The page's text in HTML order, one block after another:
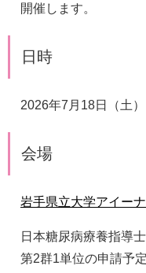
開催します。
日時
2026年7月18日（土
会場
岩手県立大学アイー
日本糖尿病療養指導
第2群1単位の申請予定